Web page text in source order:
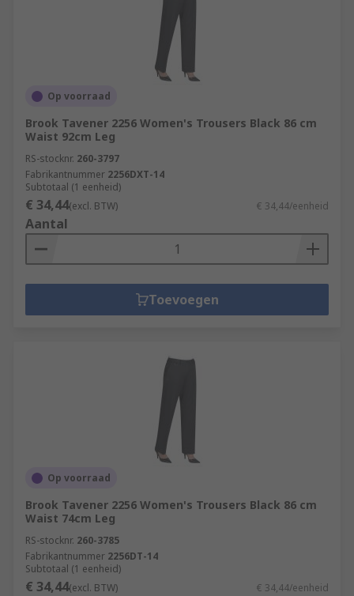
Op voorraad
Brook Tavener 2256 Women's Trousers Black 86 cm
Waist 92cm Leg
RS-stocknr. 260-3797
Fabrikantnummer 2256DXT-14
Subtotaal (1 eenheid)
€ 34,44(excl. BTW) € 34,44/eenheid
Aantal
Toevoegen
Op voorraad
Brook Tavener 2256 Women's Trousers Black 86 cm
Waist 74cm Leg
RS-stocknr. 260-3785
Fabrikantnummer 2256DT-14
Subtotaal (1 eenheid)
€ 34,44(excl. BTW) € 34,44/eenheid